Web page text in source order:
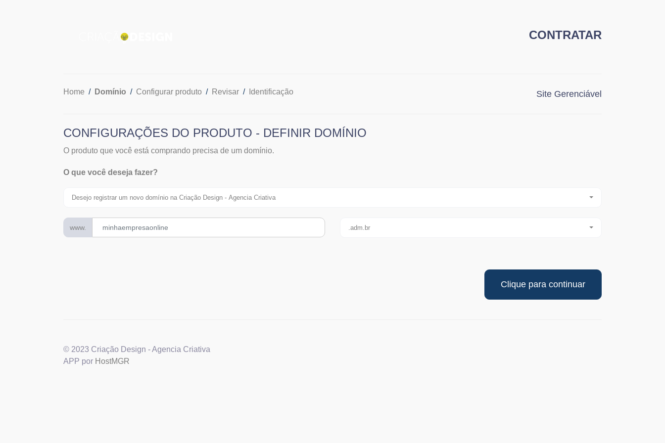
CONTRATAR
Home Domínio Configurar produto Revisar Identificação Site Gerenciável
CONFIGURAÇÕES DO PRODUTO - DEFINIR DOMÍNIO
O produto que você está comprando precisa de um domínio.
O que você deseja fazer?
Desejo registrar um novo domínio na Criação Design - Agencia Criativa
www. .adm.br
© 2023 Criação Design - Agencia Criativa
APP por HostMGR